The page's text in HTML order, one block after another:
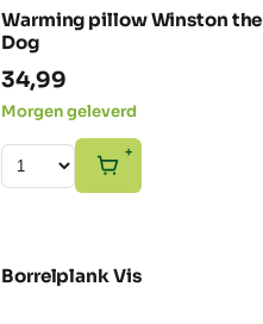
Warming pillow Winston the
Dog
34,99
Morgen geleverd
+
Borrelplank Vis